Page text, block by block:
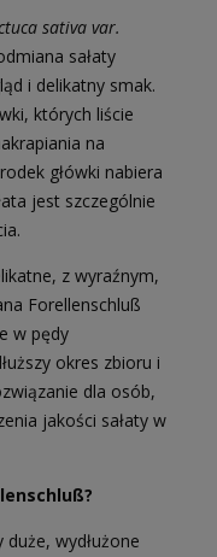
sativa var.
sałaty
i delikatny smak.
których liście
na
główki nabiera
jest szczególnie
z wyraźnym,
Forellenschluß
w pędy
okres zbioru i
dla osób,
jakości sałaty w
wydłużone